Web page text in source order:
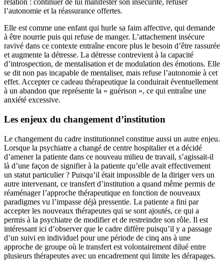
relation : continuer de lui manifester son insécurité, refuser
l’autonomie et la réassurance offertes.
Elle est comme une enfant qui hurle sa faim affective, qui demande
à être nourrie puis qui refuse de manger. L’attachement insécure
ravivé dans ce contexte entraîne encore plus le besoin d’être rassurée
et augmente la détresse. La détresse contrevient à la capacité
d’introspection, de mentalisation et de modulation des émotions. Elle
se dit non pas incapable de mentaliser, mais refuse l’autonomie à cet
effet. Accepter ce cadeau thérapeutique la conduirait éventuellement
à un abandon que représente la « guérison », ce qui entraîne une
anxiété excessive.
Les enjeux du changement d’institution
Le changement du cadre institutionnel constitue aussi un autre enjeu.
Lorsque la psychiatre a changé de centre hospitalier et a décidé
d’amener la patiente dans ce nouveau milieu de travail, s’agissait-il
là d’une façon de signifier à la patiente qu’elle avait effectivement
un statut particulier ? Puisqu’il était impossible de la diriger vers un
autre intervenant, ce transfert d’institution a quand même permis de
réaménager l’approche thérapeutique en fonction de nouveaux
paradigmes vu l’impasse déjà pressentie. La patiente a fini par
accepter les nouveaux thérapeutes qui se sont ajoutés, ce qui a
permis à la psychiatre de modifier et de restreindre son rôle. Il est
intéressant ici d’observer que le cadre diffère puisqu’il y a passage
d’un suivi en individuel pour une période de cinq ans à une
approche de groupe où le transfert est volontairement dilué entre
plusieurs thérapeutes avec un encadrement qui limite les dérapages.